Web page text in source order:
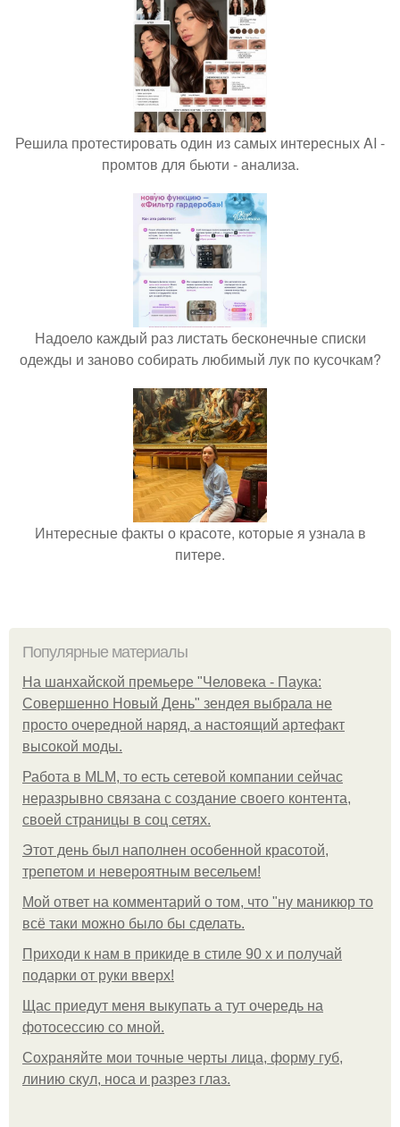
Решила протестировать один из самых интересных AI -
промтов для бьюти - анализа.
Надоело каждый раз листать бесконечные списки
одежды и заново собирать любимый лук по кусочкам?
Интересные факты о красоте, которые я узнала в
питере.
Популярные материалы
На шанхайской премьере "Человека - Паука:
Совершенно Новый День" зендея выбрала не
просто очередной наряд, а настоящий артефакт
высокой моды.
Работа в MLM, то есть сетевой компании сейчас
неразрывно связана с создание своего контента,
своей страницы в соц сетях.
Этот день был наполнен особенной красотой,
трепетом и невероятным весельем!
Мой ответ на комментарий о том, что "ну маникюр то
всё таки можно было бы сделать.
Приходи к нам в прикиде в стиле 90 х и получай
подарки от руки вверх!
Щас приедут меня выкупать а тут очередь на
фотосессию со мной.
Сохраняйте мои точные черты лица, форму губ,
линию скул, носа и разрез глаз.